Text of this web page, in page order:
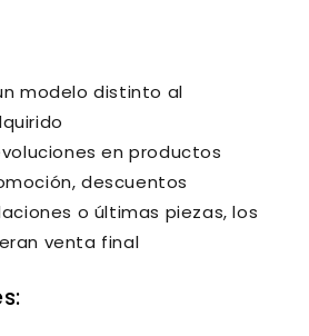
modelo distinto al
en productos
descuentos
o últimas piezas, los
venta final